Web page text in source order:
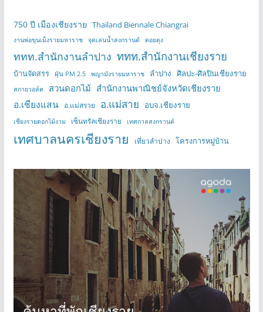
750 ปี เมืองเชียงราย Thailand Biennale Chiangrai
งานพ่อขุนเม็งรายมหาราช จุดเล่นน้ำสงกรานต์ ดอยตุง
ททท.สำนักงานลำปาง ททท.สำนักงานเชียงราย
บ้านจัดสรร ฝุ่น PM 2.5 พญามังรายมหาราช ลำปาง ศิลปะ-ศิลปินเชียงราย
สกายวอล์ค สวนดอกไม้ สำนักงานพาณิชย์จังหวัดเชียงราย
อ.เชียงแสน อ.แม่สรวย อ.แม่สาย อบจ.เชียงราย
เชียงรายดอกไม้งาม เซ็นทรัลเชียงราย เทศกาลสงกรานต์
เทศบาลนครเชียงราย เที่ยวลำปาง โครงการหมู่บ้าน